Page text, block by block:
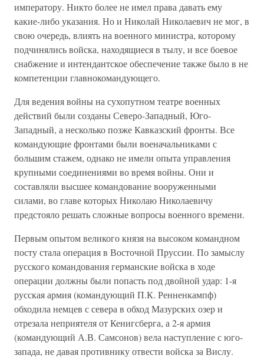
императору. Никто более не имел права давать ему
какие-либо указания. Но и Николай Николаевич не мог, в
свою очередь, влиять на военного министра, которому
подчинялись войска, находящиеся в тылу, и все боевое
снабжение и интендантское обеспечение также было в не
компетенции главнокомандующего.
Для ведения войны на сухопутном театре военных
действий были созданы Северо-Западный, Юго-
Западный, а несколько позже Кавказский фронты. Все
командующие фронтами были военачальниками с
большим стажем, однако не имели опыта управления
крупными соединениями во время войны. Они и
составляли высшее командование вооруженными
силами, во главе которых Николаю Николаевичу
предстояло решать сложные вопросы военного времени.
Первым опытом великого князя на высоком командном
посту стала операция в Восточной Пруссии. По замыслу
русского командования германские войска в ходе
операции должны были попасть под двойной удар: 1-я
русская армия (командующий П.К. Ренненкампф)
обходила немцев с севера в обход Мазурских озер и
отрезала неприятеля от Кенигсберга, а 2-я армия
(командующий А.В. Самсонов) вела наступление с юго-
запада, не давая противнику отвести войска за Вислу.